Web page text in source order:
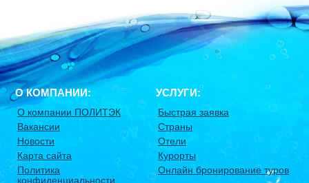
О КОМПАНИИ:
О компании ПОЛИТЭК
Вакансии
Новости
Карта сайта
Политика
конфиденциальности
УСЛУГИ:
Быстрая заявка
Страны
Отели
Курорты
Онлайн бронирование туров